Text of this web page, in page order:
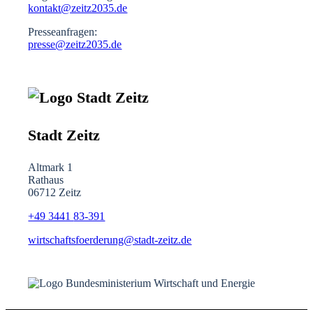
kontakt@zeitz2035.de
Presseanfragen:
presse@zeitz2035.de
Stadt Zeitz
Altmark 1
Rathaus
06712 Zeitz
+49 344183-391
wirtschaftsfoerderung@stadt-zeitz.de